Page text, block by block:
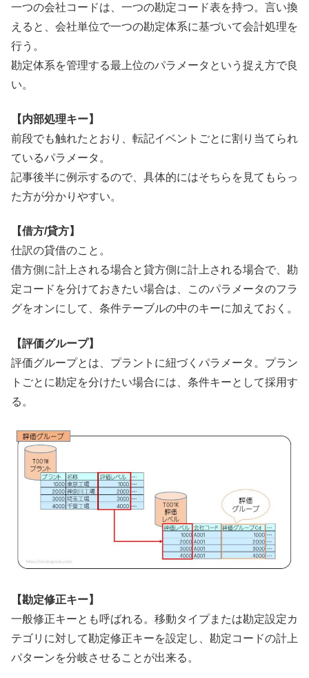
一つの会社コードは、一つの勘定コード表を持つ。言い換
えると、会社単位で一つの勘定体系に基づいて会計処理を
行う。
勘定体系を管理する最上位のパラメータという捉え方で良
い。
【内部処理キー】
前段でも触れたとおり、転記イベントごとに割り当てられ
ているパラメータ。
記事後半に例示するので、具体的にはそちらを見てもらっ
た方が分かりやすい。
【借方/貸方】
仕訳の貸借のこと。
借方側に計上される場合と貸方側に計上される場合で、勘
定コードを分けておきたい場合は、このパラメータのフラ
グをオンにして、条件テーブルの中のキーに加えておく。
【評価グループ】
評価グループとは、プラントに紐づくパラメータ。プラン
トごとに勘定を分けたい場合には、条件キーとして採用す
る。
【勘定修正キー】
一般修正キーとも呼ばれる。移動タイプまたは勘定設定カ
テゴリに対して勘定修正キーを設定し、勘定コードの計上
パターンを分岐させることが出来る。